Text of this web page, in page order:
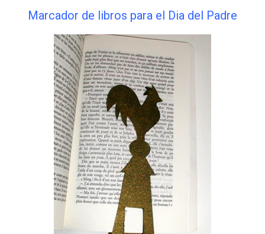
Marcador de libros para el Dia del Padre